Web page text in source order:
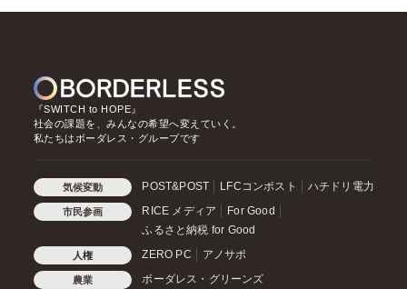
『SWITCH to HOPE』
社会の課題を、みんなの希望へ変えていく。
私たちはボーダレス・グループです
気候変動 POST&POST LFCコンポスト ハチドリ電力
市民参画 RICE メディア
For Good
ふるさと納税 for Good
人権 ZERO PC アノサポ
農業 ボーダレス・グリーンズ